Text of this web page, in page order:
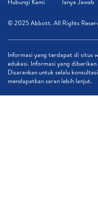
Hubungi Kami
Tanya Jawab
© 2025 Abbott. All Rights
Informasi yang terdapat di situs
edukasi. Informasi yang
Disarankan untuk selalu
mendapatkan saran lebih lanjut.